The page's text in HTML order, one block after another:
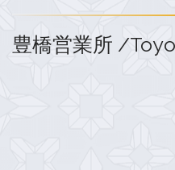
豊橋営業所 /